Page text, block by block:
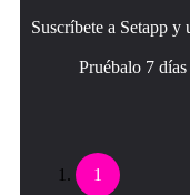
Suscríbete a Setapp y
Pruébalo 7
1